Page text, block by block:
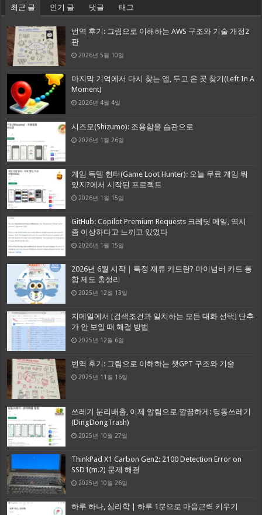
최근 글 인기 글 댓글 태그
번역 후기: 그림으로 이해하는 AWS 구조와 기술 개정2
판
2026년 5월 10일
마지막 기억에서 다시 찾는 앱, 두고 온 곳 찾기(Left In A
Moment)
2026년 4월 4일
시즈모(Shizumo): 조용함을 습관으로
2026년 1월 26일
게임 득템 헌터(Game Loot Hunter): 오늘 무료 게임 뭐
있지?에서 시작된 프로젝트
2026년 1월 15일
GitHub: Copilot Premium Requests 크레딧 메일, 역시
좀 이상하다고 느끼고 있었다
2026년 1월 15일
2026년 6월 시작｜특정 재류 카드란? 마이넘버 카드 통
합 제도 총정리
2025년 12월 13일
지메일에서 [검색조건과 일치하는 모든 대화 선택] 단추
가 안 보일 때 해결 방법
2025년 12월 6일
번역 후기: 그림으로 이해하는 챗GPT 구조와 기술
2025년 11월 16일
쓰레기 분리배출, 이제 알림으로 깔끔하게: 딩동쓰레기
(DingDongTrash)
2025년 10월 27일
ThinkPad X1 Carbon Gen2: 2100 Detection Error on
SSD1(m.2) 문제 해결
2025년 10월 26일
하루 하나, 심리학 | 하루 1분으로 마음근력 키우기